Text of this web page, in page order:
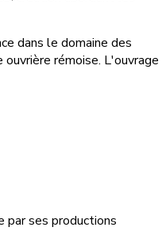
dans le domaine des
rémoise. L'ouvrage
par ses productions